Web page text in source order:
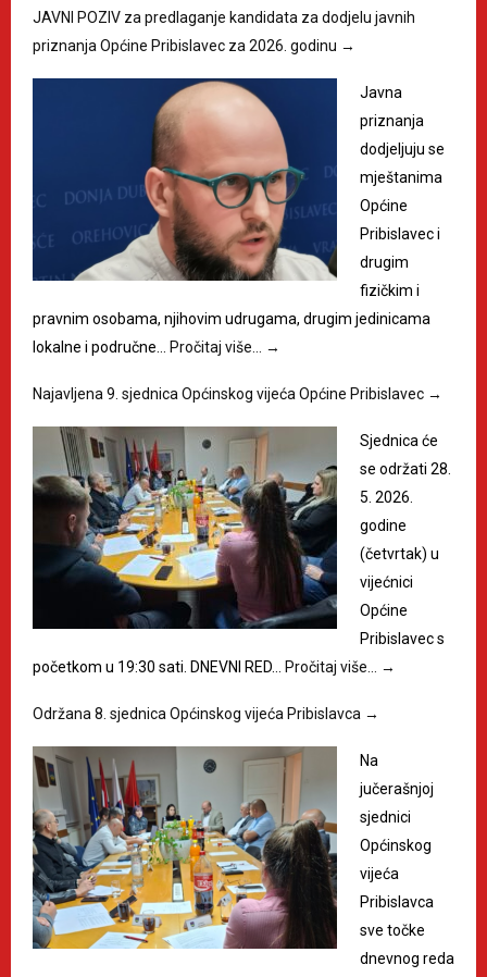
JAVNI POZIV za predlaganje kandidata za dodjelu javnih
priznanja Općine Pribislavec za 2026. godinu →
Javna
priznanja
dodjeljuju se
mještanima
Općine
Pribislavec i
drugim
fizičkim i
pravnim osobama, njihovim udrugama, drugim jedinicama
lokalne i područne… Pročitaj više… →
Najavljena 9. sjednica Općinskog vijeća Općine Pribislavec →
Sjednica će
se održati 28.
5. 2026.
godine
(četvrtak) u
vijećnici
Općine
Pribislavec s
početkom u 19:30 sati. DNEVNI RED… Pročitaj više… →
Održana 8. sjednica Općinskog vijeća Pribislavca →
Na
jučerašnjoj
sjednici
Općinskog
vijeća
Pribislavca
sve točke
dnevnog reda